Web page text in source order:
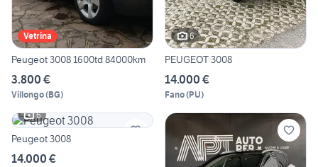
Vetrina
Peugeot 3008 1600td 84000km
3.800 €
Villongo(BG)
6
PEUGEOT 3008
14.000 €
Fano(PU)
6
Peugeot 3008
14.000 €